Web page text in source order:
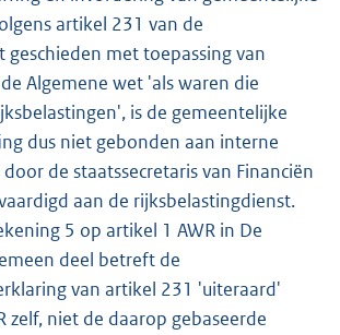
artikel 231 van de
geschieden met toepassing van
Algemene wet 'als waren die
is de gemeentelijke
dus niet gebonden aan interne
de staatssecretaris van Financiën
aan de rijksbelastingdienst.
5 op artikel 1 AWR in De
deel betreft de
van artikel 231 'uiteraard'
zelf, niet de daarop gebaseerde